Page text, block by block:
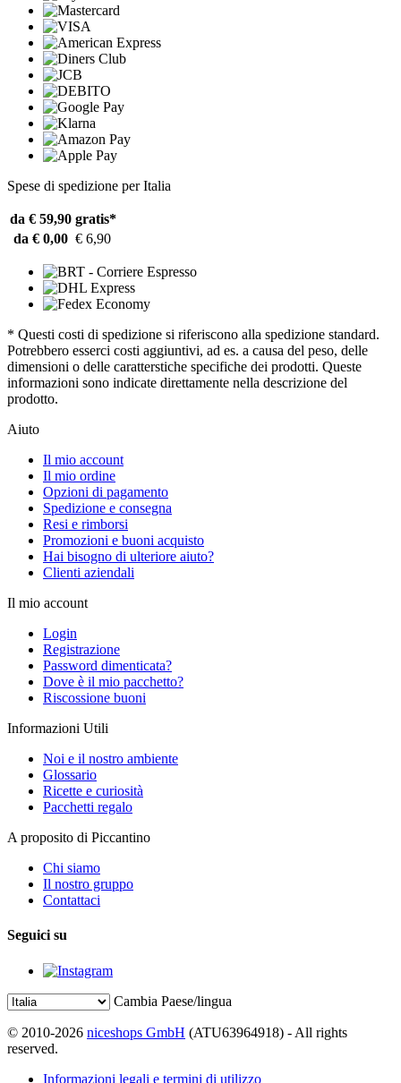
Spese di spedizione per Italia
da € 59,90 gratis*
da € 0,00 € 6,90
* Questi costi di spedizione si riferiscono alla spedizione standard.
Potrebbero esserci costi aggiuntivi, ad es. a causa del peso, delle
dimensioni o delle caratterstiche specifiche dei prodotti. Queste
informazioni sono indicate direttamente nella descrizione del
prodotto.
Aiuto
Il mio account
Il mio ordine
Opzioni di pagamento
Spedizione e consegna
Resi e rimborsi
Promozioni e buoni acquisto
Hai bisogno di ulteriore aiuto?
Clienti aziendali
Il mio account
Login
Registrazione
Password dimenticata?
Dove è il mio pacchetto?
Riscossione buoni
Informazioni Utili
Noi e il nostro ambiente
Glossario
Ricette e curiosità
Pacchetti regalo
A proposito di Piccantino
Chi siamo
Il nostro gruppo
Contattaci
Seguici su
Cambia Paese/lingua
© 2010-2026 niceshops GmbH (ATU63964918) - All rights
reserved.
Informazioni legali e termini di utilizzo